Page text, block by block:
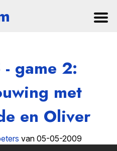
game 2:
met
en Oliver
van 05-05-2009